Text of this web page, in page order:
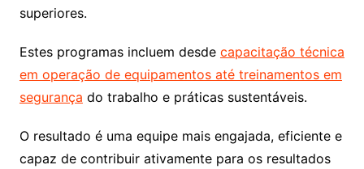
superiores.
Estes programas incluem desde capacitação técnica
em operação de equipamentos até treinamentos em
segurança do trabalho e práticas sustentáveis.
O resultado é uma equipe mais engajada, eficiente e
capaz de contribuir ativamente para os resultados